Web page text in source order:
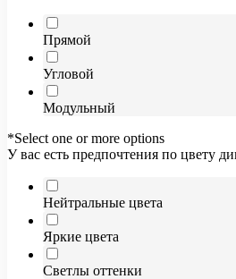
Прямой
Угловой
Модульный
*Select one or more options
У вас есть предпочтения по цвету
Нейтральные цвета
Яркие цвета
Светлы оттенки